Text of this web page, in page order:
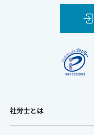
社労士とは